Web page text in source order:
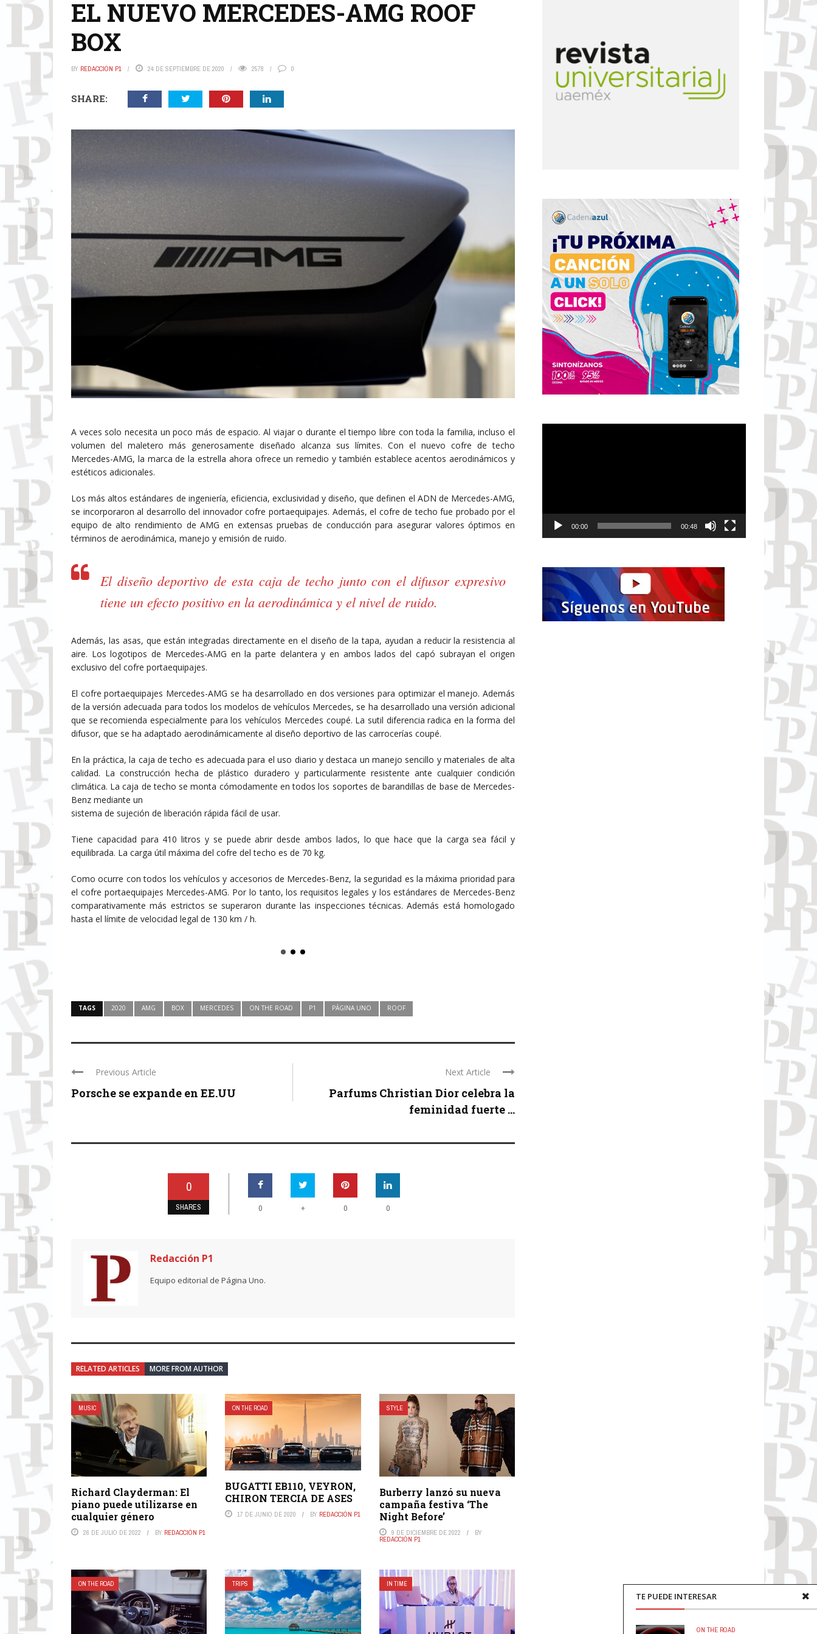
EL NUEVO MERCEDES-AMG ROOF
BOX
BY REDACCIÓN P1 24 DE SEPTIEMBRE DE 2020 2578 0
SHARE:
A veces solo necesita un poco más de espacio. Al viajar o durante el tiempo libre con toda la familia, incluso el
volumen del maletero más generosamente diseñado alcanza sus límites. Con el nuevo cofre de techo
Mercedes-AMG, la marca de la estrella ahora ofrece un remedio y también establece acentos aerodinámicos y
estéticos adicionales.
Los más altos estándares de ingeniería, eficiencia, exclusividad y diseño, que definen el ADN de Mercedes-AMG,
se incorporaron al desarrollo del innovador cofre portaequipajes. Además, el cofre de techo fue probado por el
equipo de alto rendimiento de AMG en extensas pruebas de conducción para asegurar valores óptimos en
términos de aerodinámica, manejo y emisión de ruido.
El diseño deportivo de esta caja de techo junto con el difusor expresivo
tiene un efecto positivo en la aerodinámica y el nivel de ruido.
Además, las asas, que están integradas directamente en el diseño de la tapa, ayudan a reducir la resistencia al
aire. Los logotipos de Mercedes-AMG en la parte delantera y en ambos lados del capó subrayan el origen
exclusivo del cofre portaequipajes.
El cofre portaequipajes Mercedes-AMG se ha desarrollado en dos versiones para optimizar el manejo. Además
de la versión adecuada para todos los modelos de vehículos Mercedes, se ha desarrollado una versión adicional
que se recomienda especialmente para los vehículos Mercedes coupé. La sutil diferencia radica en la forma del
difusor, que se ha adaptado aerodinámicamente al diseño deportivo de las carrocerías coupé.
En la práctica, la caja de techo es adecuada para el uso diario y destaca un manejo sencillo y materiales de alta
calidad. La construcción hecha de plástico duradero y particularmente resistente ante cualquier condición
climática. La caja de techo se monta cómodamente en todos los soportes de barandillas de base de Mercedes-
Benz mediante un
sistema de sujeción de liberación rápida fácil de usar.
Tiene capacidad para 410 litros y se puede abrir desde ambos lados, lo que hace que la carga sea fácil y
equilibrada. La carga útil máxima del cofre del techo es de 70 kg.
Como ocurre con todos los vehículos y accesorios de Mercedes-Benz, la seguridad es la máxima prioridad para
el cofre portaequipajes Mercedes-AMG. Por lo tanto, los requisitos legales y los estándares de Mercedes-Benz
comparativamente más estrictos se superaron durante las inspecciones técnicas. Además está homologado
hasta el límite de velocidad legal de 130 km / h.
TAGS 2020 AMG BOX MERCEDES ON THE ROAD P1 PÁGINA UNO ROOF
Previous Article
Porsche se expande en EE.UU
Next Article
Parfums Christian Dior celebra la
feminidad fuerte ...
0
SHARES 0 + 0 0
Redacción P1
Equipo editorial de Página Uno.
RELATED ARTICLES MORE FROM AUTHOR
MUSIC
Richard Clayderman: El
piano puede utilizarse en
cualquier género
26 DE JULIO DE 2022 BY REDACCIÓN P1
ON THE ROAD
BUGATTI EB110, VEYRON,
CHIRON TERCIA DE ASES
17 DE JUNIO DE 2020 BY REDACCIÓN P1
STYLE
Burberry lanzó su nueva
campaña festiva ‘The
Night Before’
9 DE DICIEMBRE DE 2022 BY
REDACCIÓN P1
ON THE ROAD TRIPS IN TIME
TE PUEDE INTERESAR
ON THE ROAD
00:00 00:48